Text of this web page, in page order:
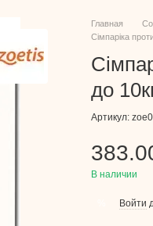
Главная
Сімпаріка
до
Артикул:
В наличии
Войти